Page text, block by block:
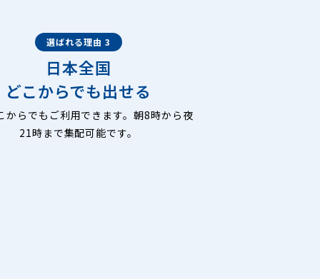
選ばれる理由 3
日本全国
どこからでも出せる
からでもご利用できます。朝8時から夜
21時まで集配可能です。